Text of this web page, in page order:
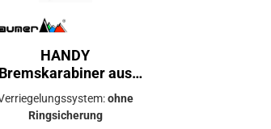
HANDY
Bremskarabiner aus
ohne
Ringsicherung